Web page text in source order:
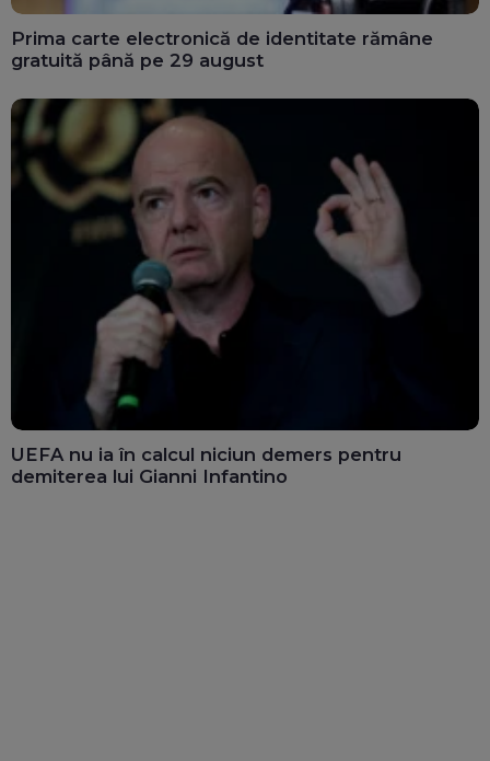
Prima carte electronică de identitate rămâne
gratuită până pe 29 august
UEFA nu ia în calcul niciun demers pentru
demiterea lui Gianni Infantino